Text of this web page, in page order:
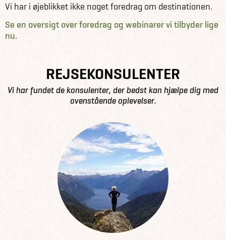
Vi har i øjeblikket ikke noget foredrag om destinationen.
Se en oversigt over foredrag og webinarer vi tilbyder lige
nu.
REJSEKONSULENTER
Vi har fundet de konsulenter, der bedst kan hjælpe dig med
ovenstående oplevelser.